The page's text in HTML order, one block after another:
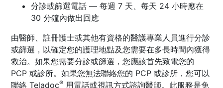
分診或篩選電話 — 每週 7 天、每天 24 小時應在
30 分鐘內做出回應
由醫師、註冊護士或其他有資格的醫護專業人員進行分診
或篩選，以確定您的護理地點及您需要在多長時間內獲得
救治。如果您需要分診或篩選，您應該首先致電您的
PCP 或診所。如果您無法聯絡您的 PCP 或診所，您可以
聯絡Teladoc® 用電話或視訊方式諮詢醫師。此服務是免